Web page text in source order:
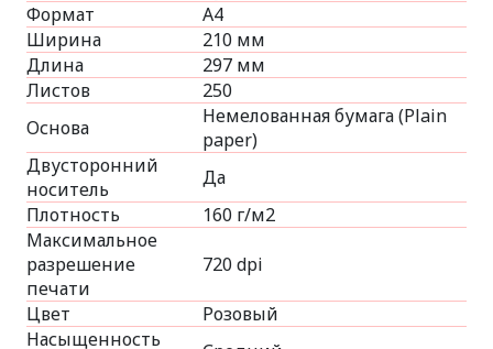
Формат
A4
Ширина
210 мм
Длина
297 мм
Листов
250
Основа
Немелованная бумага (Plain
paper)
Двусторонний
носитель
Да
Плотность
160 г/м2
Максимальное
разрешение
печати
720 dpi
Цвет
Розовый
Насыщенность